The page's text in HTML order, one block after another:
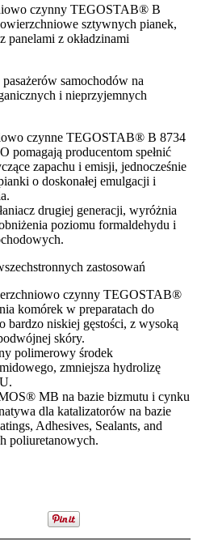
czynny TEGOSTAB® B
sztywnych pianek,
panelami z okładzinami
samochodów na
i nieprzyjemnych
czynne TEGOSTAB® B 8734
producentom spełnić
zapachu i emisji, jednocześnie
o doskonałej emulgacji i
drugiej generacji, wyróżnia
poziomu formaldehydu i
zastosowań
czynny TEGOSTAB®
komórek w preparatach do
bardzo niskiej gęstości, z wysoką
skóry.
polimerowy środek
zmniejsza hydrolizę
MB na bazie bizmutu i cynku
dla katalizatorów na bazie
Adhesives, Sealants, and
poliuretanowych.